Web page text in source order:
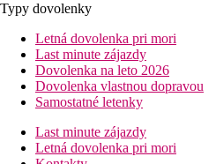
izba na vyššom poschodí
Typy dovolenky
Letná dovolenka pri mori
Last minute zájazdy
Dovolenka na leto 2026
Dovolenka vlastnou dopravou
Samostatné letenky
Last minute zájazdy
Letná dovolenka pri mori